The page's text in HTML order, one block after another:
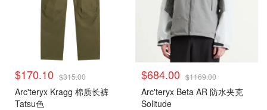
$170.10 $315.00
Arc'teryx Kragg 棉质长裤
Tatsu色
$684.00 $1169.00
Arc'teryx Beta AR 防水夹克
Solitude